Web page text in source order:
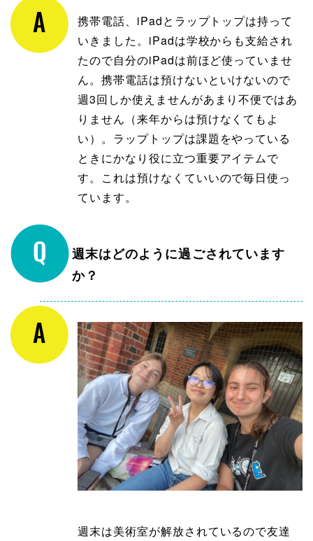
携帯電話、iPadとラップトップは持って
いきました。iPadは学校からも支給され
たので自分のiPadは前ほど使っていませ
ん。携帯電話は預けないといけないので
週3回しか使えませんがあまり不便ではあ
りません（来年からは預けなくてもよ
い）。ラップトップは課題をやっている
ときにかなり役に立つ重要アイテムで
す。これは預けなくていいので毎日使っ
ています。
週末はどのように過ごされています
か？
週末は美術室が解放されているので友達